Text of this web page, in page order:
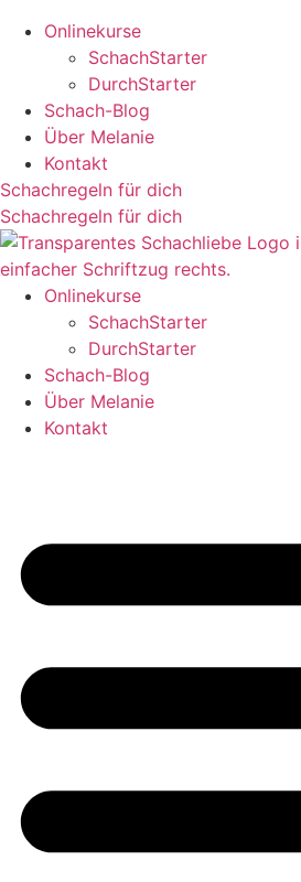
Onlinekurse
SchachStarter
DurchStarter
Schach-Blog
Über Melanie
Kontakt
Schachregeln für dich
Schachregeln für dich
Onlinekurse
SchachStarter
DurchStarter
Schach-Blog
Über Melanie
Kontakt